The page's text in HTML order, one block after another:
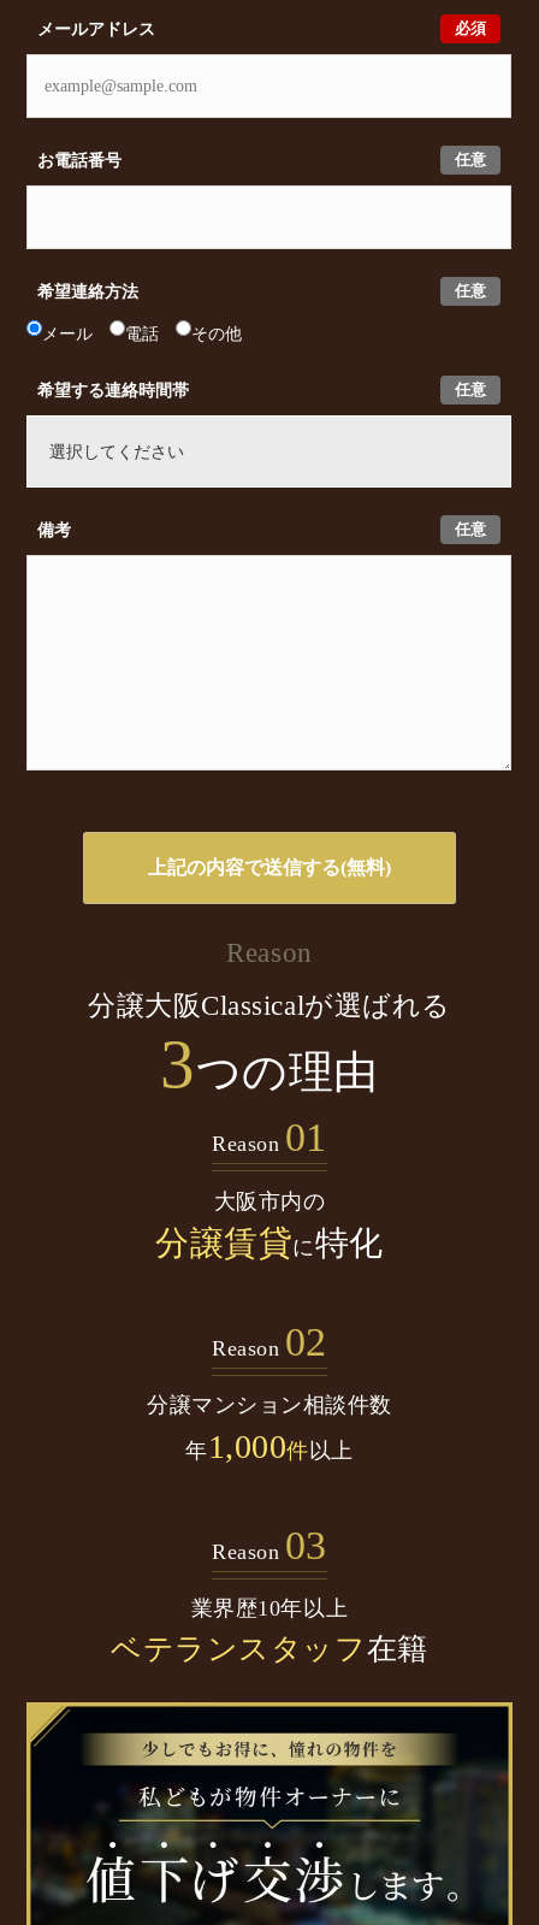
必須
メールアドレス
任意
お電話番号
任意
希望連絡方法
メール 電話 その他
任意
希望する連絡時間帯
任意
備考
Reason
分譲大阪Classicalが選ばれる
3つの理由
Reason 01
大阪市内の
分譲賃貸に特化
Reason 02
分譲マンション相談件数
年1,000件以上
Reason 03
業界歴10年以上
ベテランスタッフ在籍